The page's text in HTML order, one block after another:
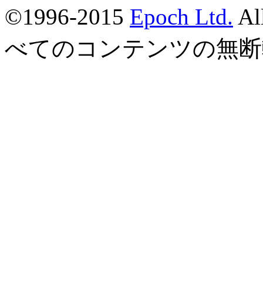
©1996-2015 Epoch Ltd.
べてのコンテンツの無